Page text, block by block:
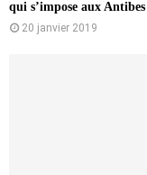
qui s’impose aux Antibes
20 janvier 2019